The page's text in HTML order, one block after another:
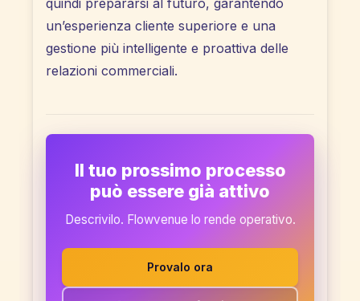
quindi prepararsi al futuro, garantendo
un’esperienza cliente superiore e una
gestione più intelligente e proattiva delle
relazioni commerciali.
Il tuo prossimo processo
può essere già attivo
Descrivilo. Flowvenue lo rende operativo.
Provalo ora